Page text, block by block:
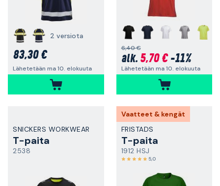
2 versiota
83,30 €
Lähetetään ma 10. elokuuta
6,40 €
alk. 5,70 €-11%
Lähetetään ma 10. elokuuta
SNICKERS WORKWEAR
T-paita
2538
Vaatteet & kengät
FRISTADS
T-paita
1912 HSJ
5,0